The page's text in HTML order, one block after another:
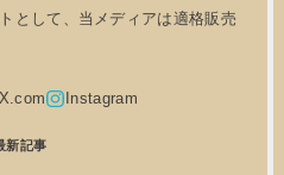
として、当メディアは適格販売